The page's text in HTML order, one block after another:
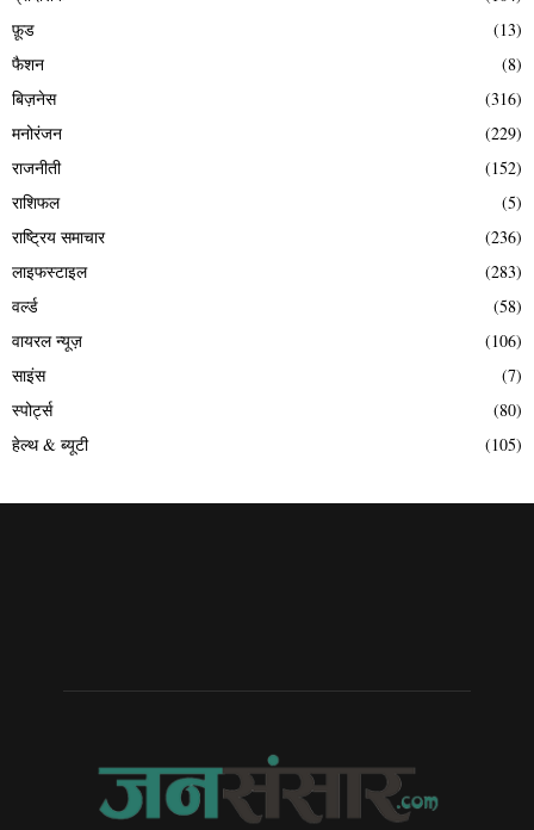
फ़ूड
(13)
फैशन
(8)
बिज़नेस
(316)
मनोरंजन
(229)
राजनीती
(152)
राशिफल
(5)
राष्ट्रिय समाचार
(236)
लाइफस्टाइल
(283)
वर्ल्ड
(58)
वायरल न्यूज़
(106)
साइंस
(7)
स्पोर्ट्स
(80)
हेल्थ & ब्यूटी
(105)